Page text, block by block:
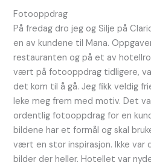
Fotooppdrag
På fredag dro jeg og Silje på
en av kundene til Mana.
restauranten og på et av
vært på fotooppdrag tidligere,
det kom til å gå. Jeg fikk veldig
leke meg frem med motiv. Det
ordentlig fotooppdrag for en
bildene har et formål og skal
vært en stor inspirasjon. Ikke var
bilder der heller. Hotellet var